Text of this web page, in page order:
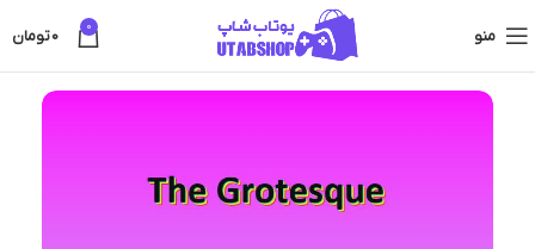
منو 0
0تومان